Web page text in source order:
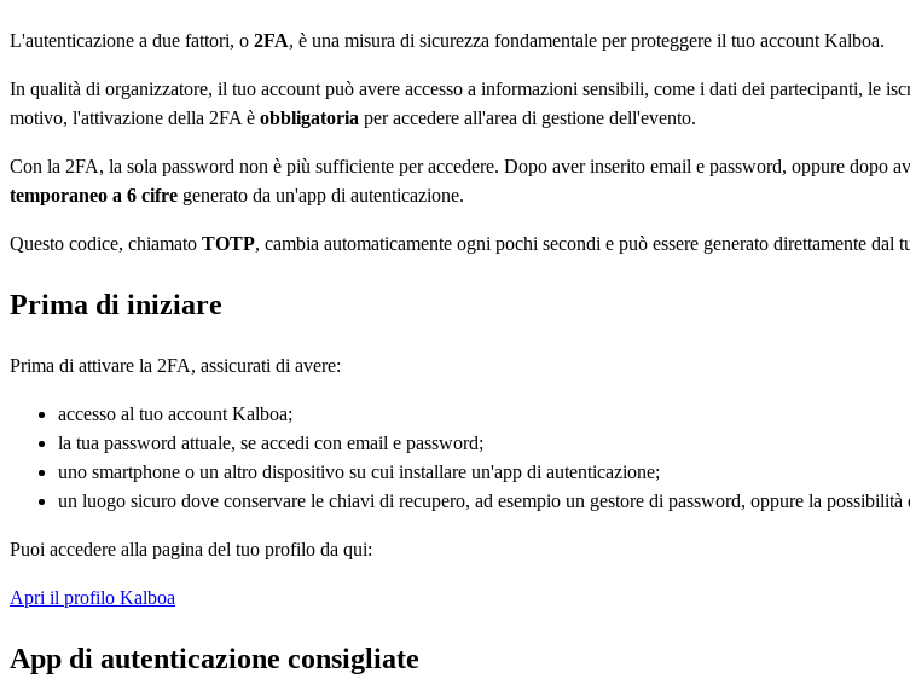
L'autenticazione a due fattori, o 2FA, è una misura di sicurezza fondamentale per proteggere il tuo account Kalboa.
In qualità di organizzatore, il tuo account può avere accesso a informazioni sensibili, come i dati dei partecipanti, le
motivo, l'attivazione della 2FA è obbligatoria per accedere all'area di gestione dell'evento.
Con la 2FA, la sola password non è più sufficiente per accedere. Dopo aver inserito email e password, oppure dopo
temporaneo a 6 cifre generato da un'app di autenticazione.
Questo codice, chiamato TOTP, cambia automaticamente ogni pochi secondi e può essere generato direttamente dal
Prima di iniziare
Prima di attivare la 2FA, assicurati di avere:
accesso al tuo account Kalboa;
la tua password attuale, se accedi con email e password;
uno smartphone o un altro dispositivo su cui installare un'app di autenticazione;
un luogo sicuro dove conservare le chiavi di recupero, ad esempio un gestore di password, oppure la
Puoi accedere alla pagina del tuo profilo da qui:
Apri il profilo Kalboa
App di autenticazione consigliate